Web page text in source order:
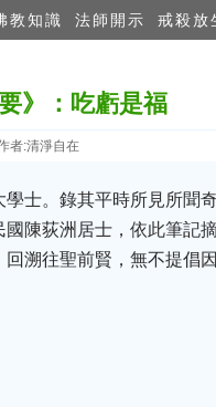
教知識 法師開示 戒殺放
》：吃虧是福
者:清淨自在
士。錄其平時所見所聞
陳荻洲居士，依此筆記
溯往聖前賢，無不提倡